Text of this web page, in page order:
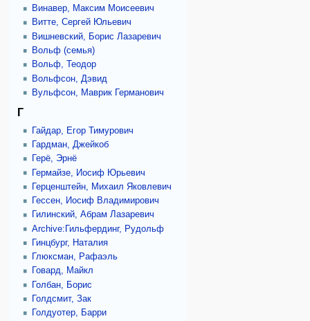
Винавер, Максим Моисеевич
Витте, Сергей Юльевич
Вишневский, Борис Лазаревич
Вольф (семья)
Вольф, Теодор
Вольфсон, Дэвид
Вульфсон, Маврик Германович
Г
Гайдар, Егор Тимурович
Гардман, Джейкоб
Герё, Эрнё
Гермайзе, Иосиф Юрьевич
Герценштейн, Михаил Яковлевич
Гессен, Иосиф Владимирович
Гилинский, Абрам Лазаревич
Archive:Гильфердинг, Рудольф
Гинцбург, Наталия
Глюксман, Рафаэль
Говард, Майкл
Голбан, Борис
Голдсмит, Зак
Голдуотер, Барри